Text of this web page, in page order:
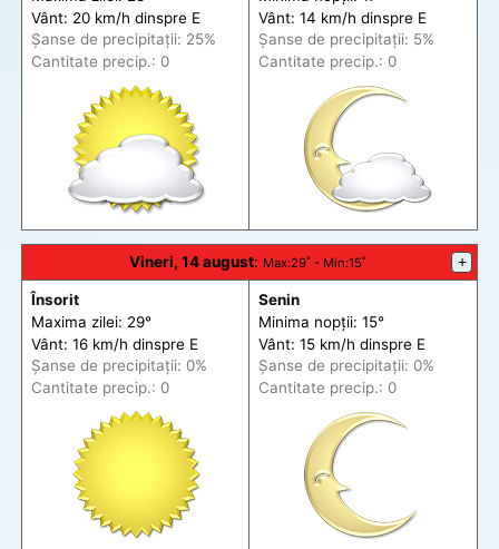
Vânt: 20 km/h dinspre E
Șanse de precipitații: 25%
Cantitate precip.: 0
Vânt: 14 km/h dinspre E
Șanse de precipitații: 5%
Cantitate precip.: 0
Vineri, 14 august: Max:29˚ - Min:15˚ +
Însorit
Maxima zilei: 29°
Vânt: 16 km/h dinspre E
Șanse de precipitații: 0%
Cantitate precip.: 0
Senin
Minima nopții: 15°
Vânt: 15 km/h dinspre E
Șanse de precipitații: 0%
Cantitate precip.: 0